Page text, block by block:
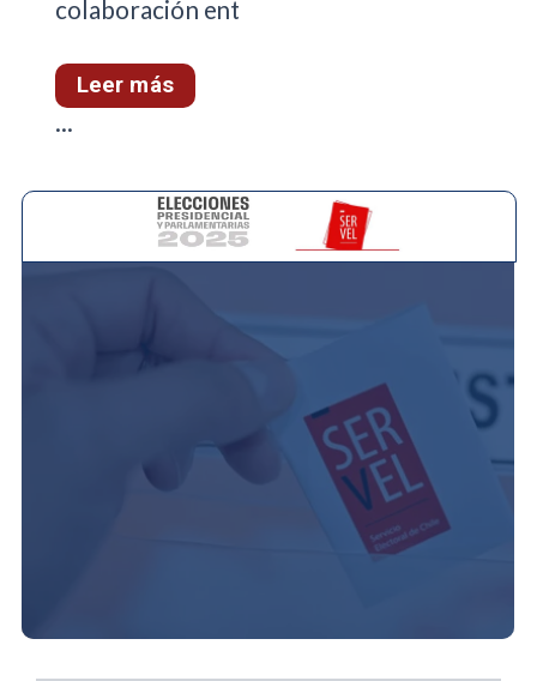
colaboración ent
Leer más
...